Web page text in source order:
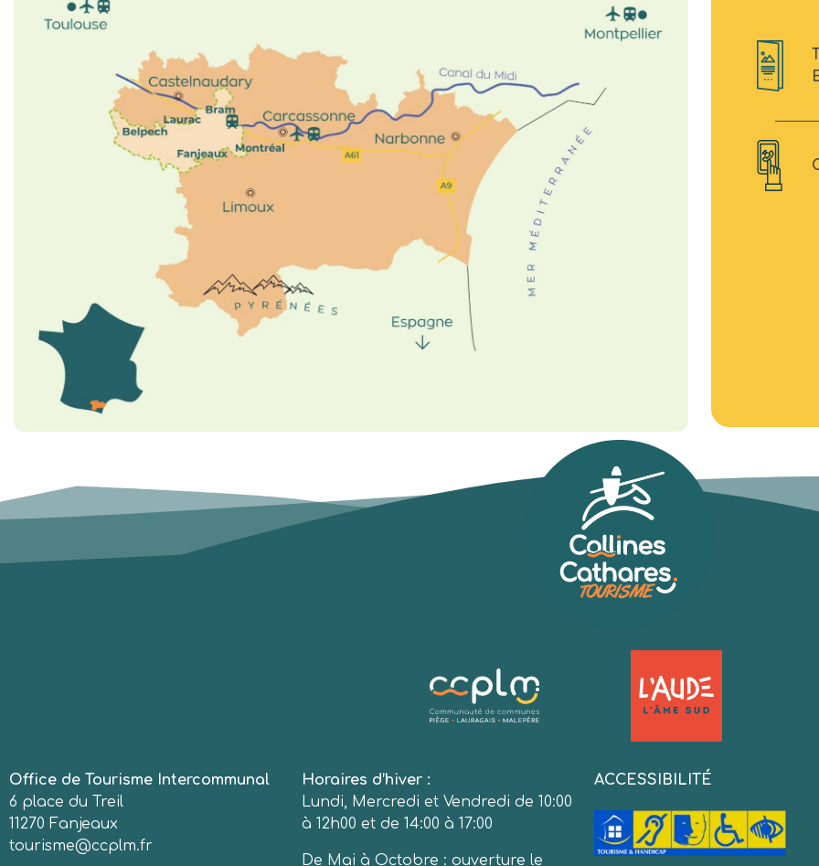
Office de Tourisme Intercommunal
6 place du Treil
11270 Fanjeaux
tourisme@ccplm.fr
Horaires d’hiver :
Lundi, Mercredi et Vendredi de 10:00
à 12h00 et de 14:00 à 17:00
De Mai à Octobre : ouverture le
ACCESSIBILITÉ